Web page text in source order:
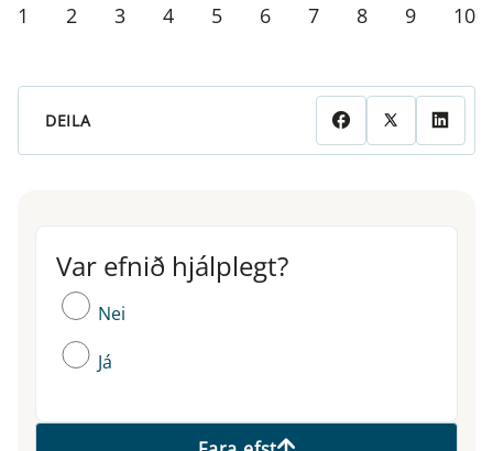
1 2 3 4 5 6 7 8 9 10
DEILA
Var efnið hjálplegt?
Var efnið hjálplegt?
Nei
Já